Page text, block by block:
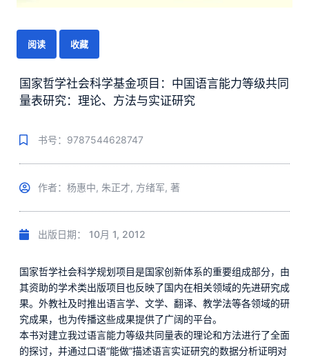
阅读 收藏
国家哲学社会科学基金项目：中国语言能力等级共同
量表研究：理论、方法与实证研究
书号：9787544628747
作者：杨惠中, 朱正才, 方绪军, 著
出版日期： 10月 1, 2012
国家哲学社会科学规划项目是国家创新体系的重要组成部分，由
其资助的学术类出版项目也反映了国内在相关领域的先进研究成
果。外教社及时推出语言学、文学、翻译、教学法等各领域的研
究成果，也为传播这些成果提供了广阔的平台。
本书对建立我过语言能力等级共同量表的理论和方法进行了全面
的探讨，并通过口语“能做”描述语言实证研究的数据分析证明对